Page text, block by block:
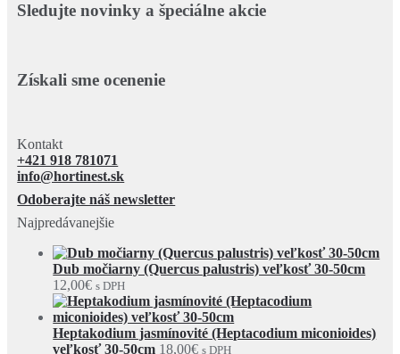
Sledujte novinky a špeciálne akcie
Získali sme ocenenie
Kontakt
+421 918 781071
info@hortinest.sk
Odoberajte náš newsletter
Najpredávanejšie
Dub močiarny (Quercus palustris) veľkosť 30-50cm
12,00€ s DPH
Heptakodium jasmínovité (Heptacodium miconioides)
veľkosť 30-50cm 18,00€ s DPH